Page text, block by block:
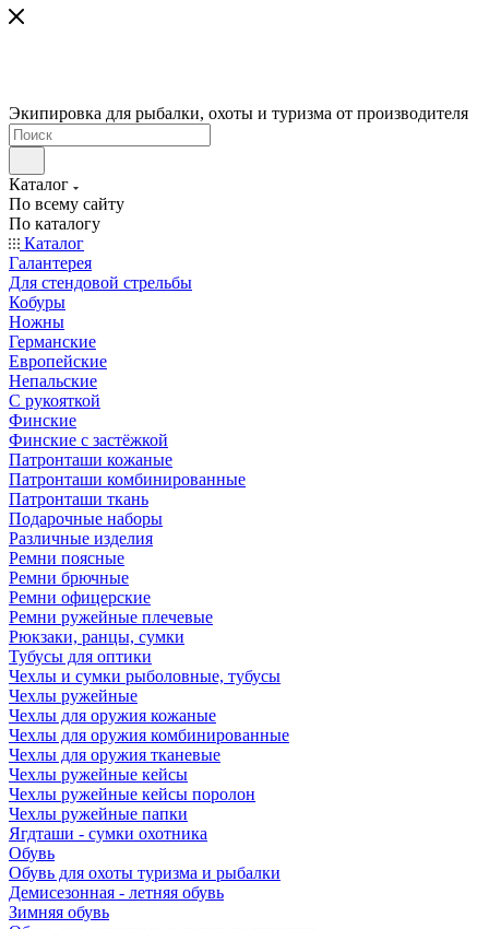
Экипировка для рыбалки, охоты и туризма от производителя
Каталог
По всему сайту
По каталогу
Каталог
Галантерея
Для стендовой стрельбы
Кобуры
Ножны
Германские
Европейские
Непальские
С рукояткой
Финские
Финские с застёжкой
Патронташи кожаные
Патронташи комбинированные
Патронташи ткань
Подарочные наборы
Различные изделия
Ремни поясные
Ремни брючные
Ремни офицерские
Ремни ружейные плечевые
Рюкзаки, ранцы, сумки
Тубусы для оптики
Чехлы и сумки рыболовные, тубусы
Чехлы ружейные
Чехлы для оружия кожаные
Чехлы для оружия комбинированные
Чехлы для оружия тканевые
Чехлы ружейные кейсы
Чехлы ружейные кейсы поролон
Чехлы ружейные папки
Ягдташи - сумки охотника
Обувь
Обувь для охоты туризма и рыбалки
Демисезонная - летняя обувь
Зимняя обувь